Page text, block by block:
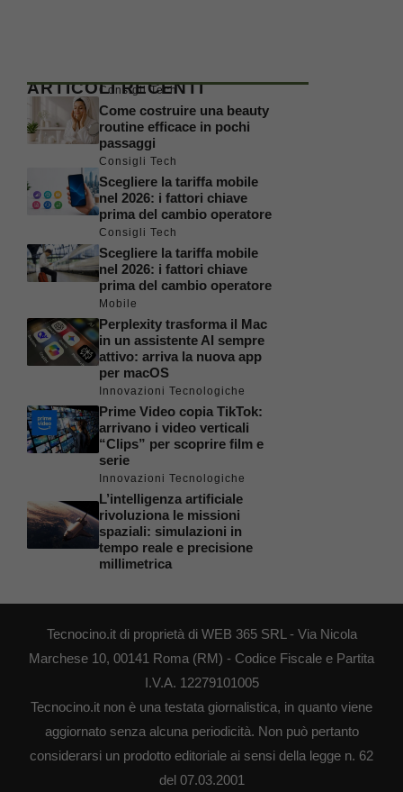
ARTICOLI RECENTI
Consigli Tech
Come costruire una beauty
routine efficace in pochi
passaggi
Consigli Tech
Scegliere la tariffa mobile
nel 2026: i fattori chiave
prima del cambio operatore
Consigli Tech
Scegliere la tariffa mobile
nel 2026: i fattori chiave
prima del cambio operatore
Mobile
Perplexity trasforma il Mac
in un assistente AI sempre
attivo: arriva la nuova app
per macOS
Innovazioni Tecnologiche
Prime Video copia TikTok:
arrivano i video verticali
“Clips” per scoprire film e
serie
Innovazioni Tecnologiche
L’intelligenza artificiale
rivoluziona le missioni
spaziali: simulazioni in
tempo reale e precisione
millimetrica
Tecnocino.it di proprietà di WEB 365 SRL - Via Nicola
Marchese 10, 00141 Roma (RM) - Codice Fiscale e Partita
I.V.A. 12279101005
Tecnocino.it non è una testata giornalistica, in quanto viene
aggiornato senza alcuna periodicità. Non può pertanto
considerarsi un prodotto editoriale ai sensi della legge n. 62
del 07.03.2001